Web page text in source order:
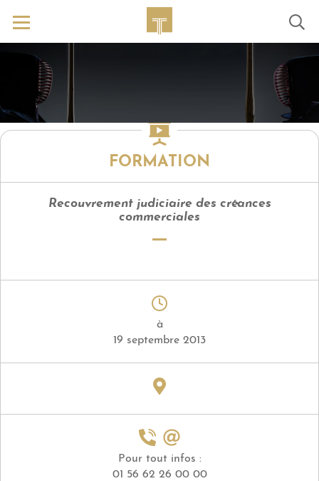
FORMATION
Recouvrement judiciaire des créances
commerciales
à
19 septembre 2013
Pour tout infos :
01 56 62 26 00 00